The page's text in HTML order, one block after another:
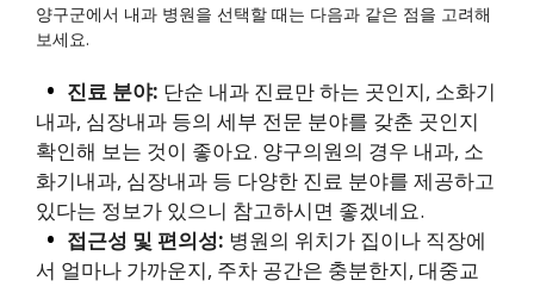
양구군에서 내과 병원을 선택할 때는 다음과 같은 점을 고려해
보세요.
진료 분야: 단순 내과 진료만 하는 곳인지, 소화기
내과, 심장내과 등의 세부 전문 분야를 갖춘 곳인지
확인해 보는 것이 좋아요. 양구의원의 경우 내과, 소
화기내과, 심장내과 등 다양한 진료 분야를 제공하고
있다는 정보가 있으니 참고하시면 좋겠네요.
접근성 및 편의성: 병원의 위치가 집이나 직장에
서 얼마나 가까운지, 주차 공간은 충분한지, 대중교